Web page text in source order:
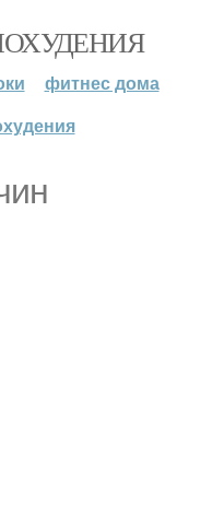
фитнес дома